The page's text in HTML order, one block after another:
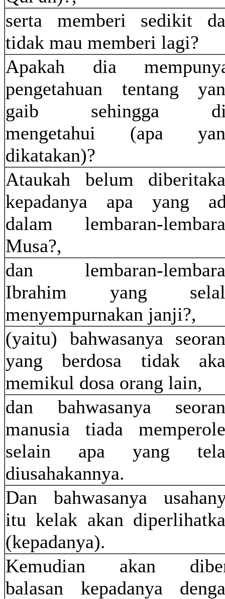
serta memberi sedikit
tidak mau memberi lagi?
Apakah dia
pengetahuan tentang
gaib sehingga
mengetahui (apa
dikatakan)?
Ataukah belum
kepadanya apa yang
dalam lembaran-
Musa?,
dan lembaran-
Ibrahim yang
menyempurnakan janji?,
(yaitu) bahwasanya
yang berdosa tidak
memikul dosa orang lain,
dan bahwasanya
manusia tiada
selain apa yang
diusahakannya.
Dan bahwasanya
itu kelak akan
(kepadanya).
Kemudian akan
balasan kepadanya